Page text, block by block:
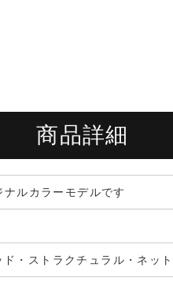
商品詳細
ルカラーモデルです
・ストラクチュラル・ネッ